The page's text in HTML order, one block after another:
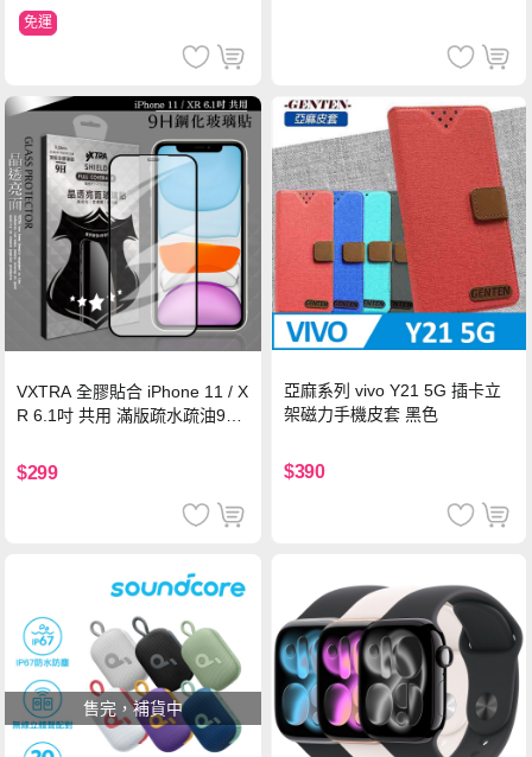
免運
VXTRA 全膠貼合 iPhone 11 / X
R 6.1吋 共用 滿版疏水疏油9H
$299
亞麻系列 vivo Y21 5G 插卡立
架磁力手機皮套 黑色
$390
售完，補貨中